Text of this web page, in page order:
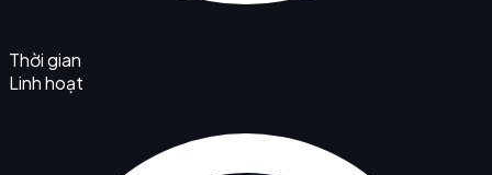
Thời gian
Linh hoạt